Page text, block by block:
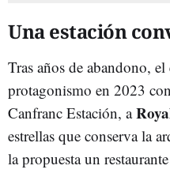
Una estación
Tras años de abandono,
protagonismo en 2023
Canfranc Estación, a
estrellas que conserva la
la propuesta un